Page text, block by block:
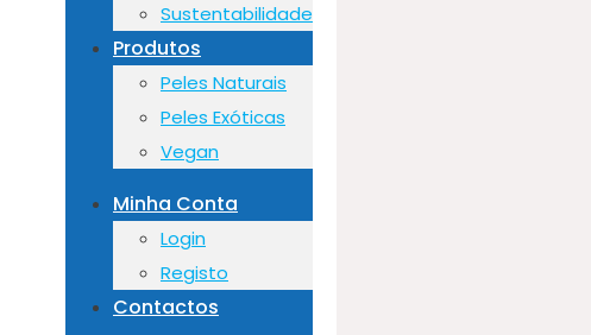
Sustentabilidade
Produtos
Peles Naturais
Peles Exóticas
Vegan
Minha Conta
Login
Registo
Contactos